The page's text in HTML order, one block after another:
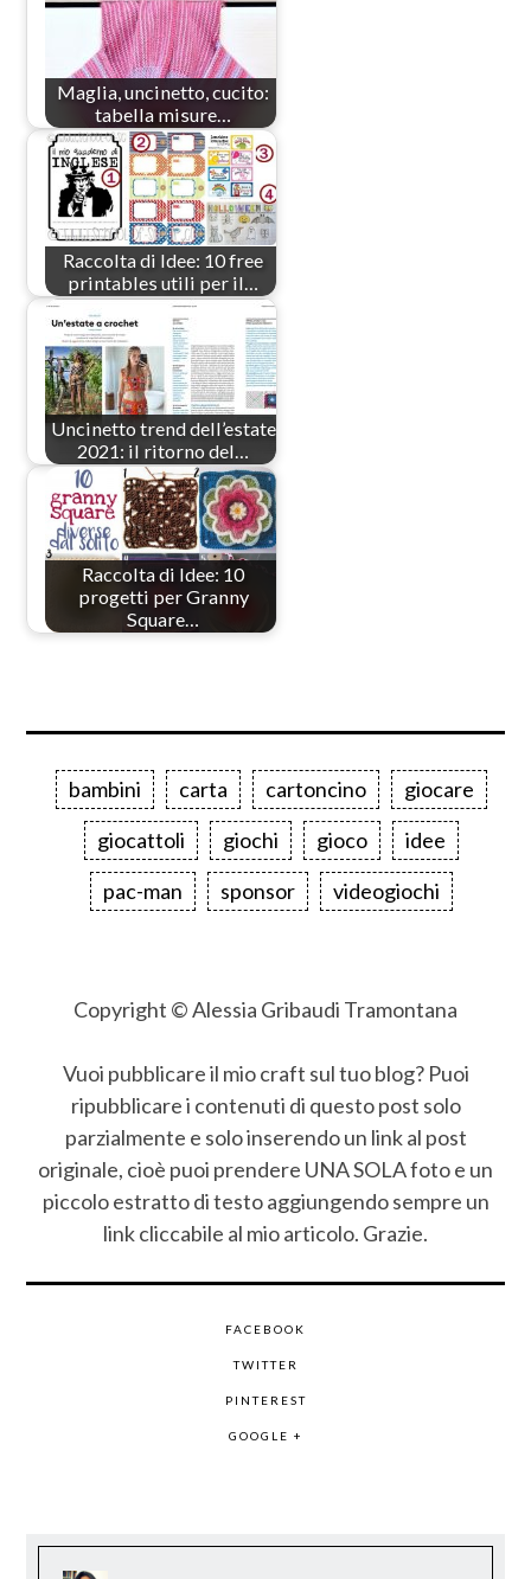
Maglia, uncinetto, cucito:
tabella misure…
Raccolta di Idee: 10 free
printables utili per il…
Uncinetto trend dell’estate
2021: il ritorno del…
Raccolta di Idee: 10
progetti per Granny
Square…
bambini carta cartoncino
giocare
giocattoli
giochi gioco
idee
pac-man
sponsor videogiochi
Copyright © Alessia Gribaudi Tramontana
Vuoi pubblicare il mio craft sul tuo blog? Puoi
ripubblicare i contenuti di questo post solo
parzialmente e solo inserendo un link al post
originale, cioè puoi prendere UNA SOLA foto e un
piccolo estratto di testo aggiungendo sempre un
link cliccabile al mio articolo. Grazie.
FACEBOOK
TWITTER
PINTEREST
GOOGLE +